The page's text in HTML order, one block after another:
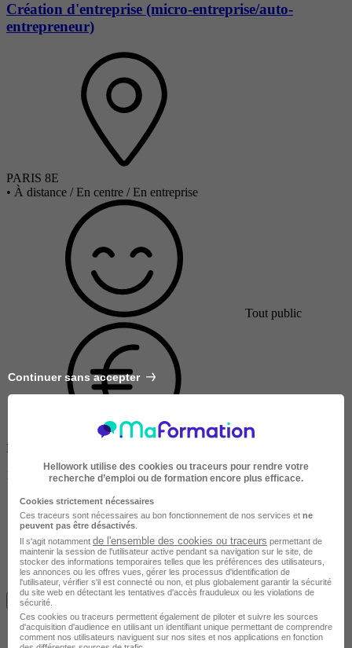
Création d'entreprise (micro-entreprise/auto-
entrepreneur)
PARIS 8E
• À distance / En centre / En entreprise
Tout public
Non finançable CPF
1200 €
Je m'informe gratuitement
Continuer sans accepter
Hellowork utilise des cookies ou traceurs pour rendre votre
recherche d’emploi ou de formation encore plus efficace.
Cookies strictement nécessaires
Ces traceurs sont nécessaires au bon fonctionnement de nos services et ne
peuvent pas être désactivés
Il s'agit notamment de l'ensemble des cookies ou traceurs permettant de
maintenir la session de l'utilisateur active pendant sa navigation sur le site, de
stocker des informations temporaires telles que les préférences des utilisateurs,
les annonces ou les offres vues, gérer les processus d'identification de
l'utilisateur, vérifier s'il est connecté ou non, et plus globalement garantir la sécurité
du site web en détectant les tentatives d'accès frauduleux ou les violations de
sécurité.
Ces cookies ou traceurs permettent également de piloter et suivre les sources
d'acquisition d'audience en utilisant un identifiant unique permettant de comprendre
comment nos utilisateurs naviguent sur nos sites et nos applications en fonction